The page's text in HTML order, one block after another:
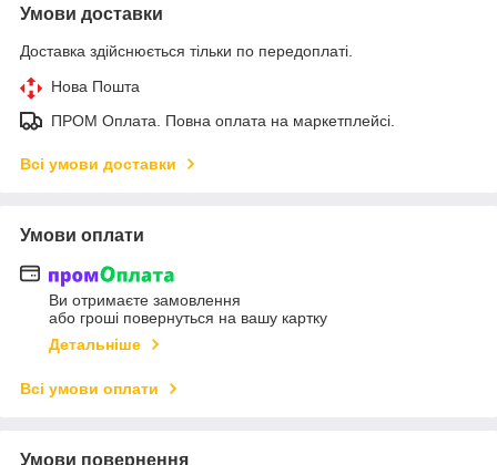
Умови доставки
Доставка здійснюється тільки по передоплаті.
Нова Пошта
ПРОМ Оплата. Повна оплата на маркетплейсі.
Всі умови доставки
Умови оплати
Ви отримаєте замовлення
або гроші повернуться на вашу картку
Детальніше
Всі умови оплати
Умови повернення